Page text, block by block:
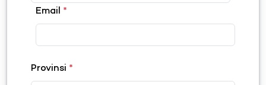
Email *
Provinsi *